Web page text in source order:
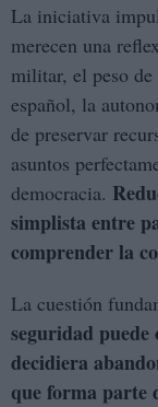
La iniciativa
merecen una
militar, el peso de
español, la
de preservar
asuntos
democracia.
simplista entre
comprender la
La cuestión
seguridad puede
decidiera
que forma parte